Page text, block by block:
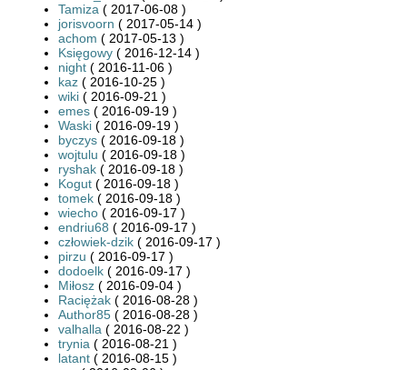
Tamiza ( 2017-06-08 )
jorisvoorn ( 2017-05-14 )
achom ( 2017-05-13 )
Księgowy ( 2016-12-14 )
night ( 2016-11-06 )
kaz ( 2016-10-25 )
wiki ( 2016-09-21 )
emes ( 2016-09-19 )
Waski ( 2016-09-19 )
byczys ( 2016-09-18 )
wojtulu ( 2016-09-18 )
ryshak ( 2016-09-18 )
Kogut ( 2016-09-18 )
tomek ( 2016-09-18 )
wiecho ( 2016-09-17 )
endriu68 ( 2016-09-17 )
człowiek-dzik ( 2016-09-17 )
pirzu ( 2016-09-17 )
dodoelk ( 2016-09-17 )
Miłosz ( 2016-09-04 )
Raciężak ( 2016-08-28 )
Author85 ( 2016-08-28 )
valhalla ( 2016-08-22 )
trynia ( 2016-08-21 )
latant ( 2016-08-15 )